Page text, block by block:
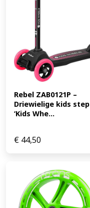
Rebel ZAB0121P –
Driewielige kids step
‘Kids Whe...
€ 44,50